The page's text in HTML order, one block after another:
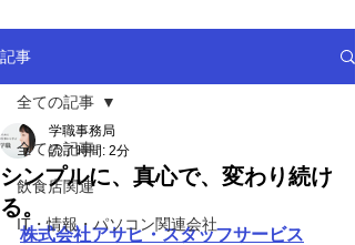
記事
全ての記事
飲食店関連
IT・情報・パソコン関連会社
全ての記事
シンプルに、真心で、変わり続け
る。
学職事務局
読了時間: 2分
株式会社アサヒ・スタッフサービス